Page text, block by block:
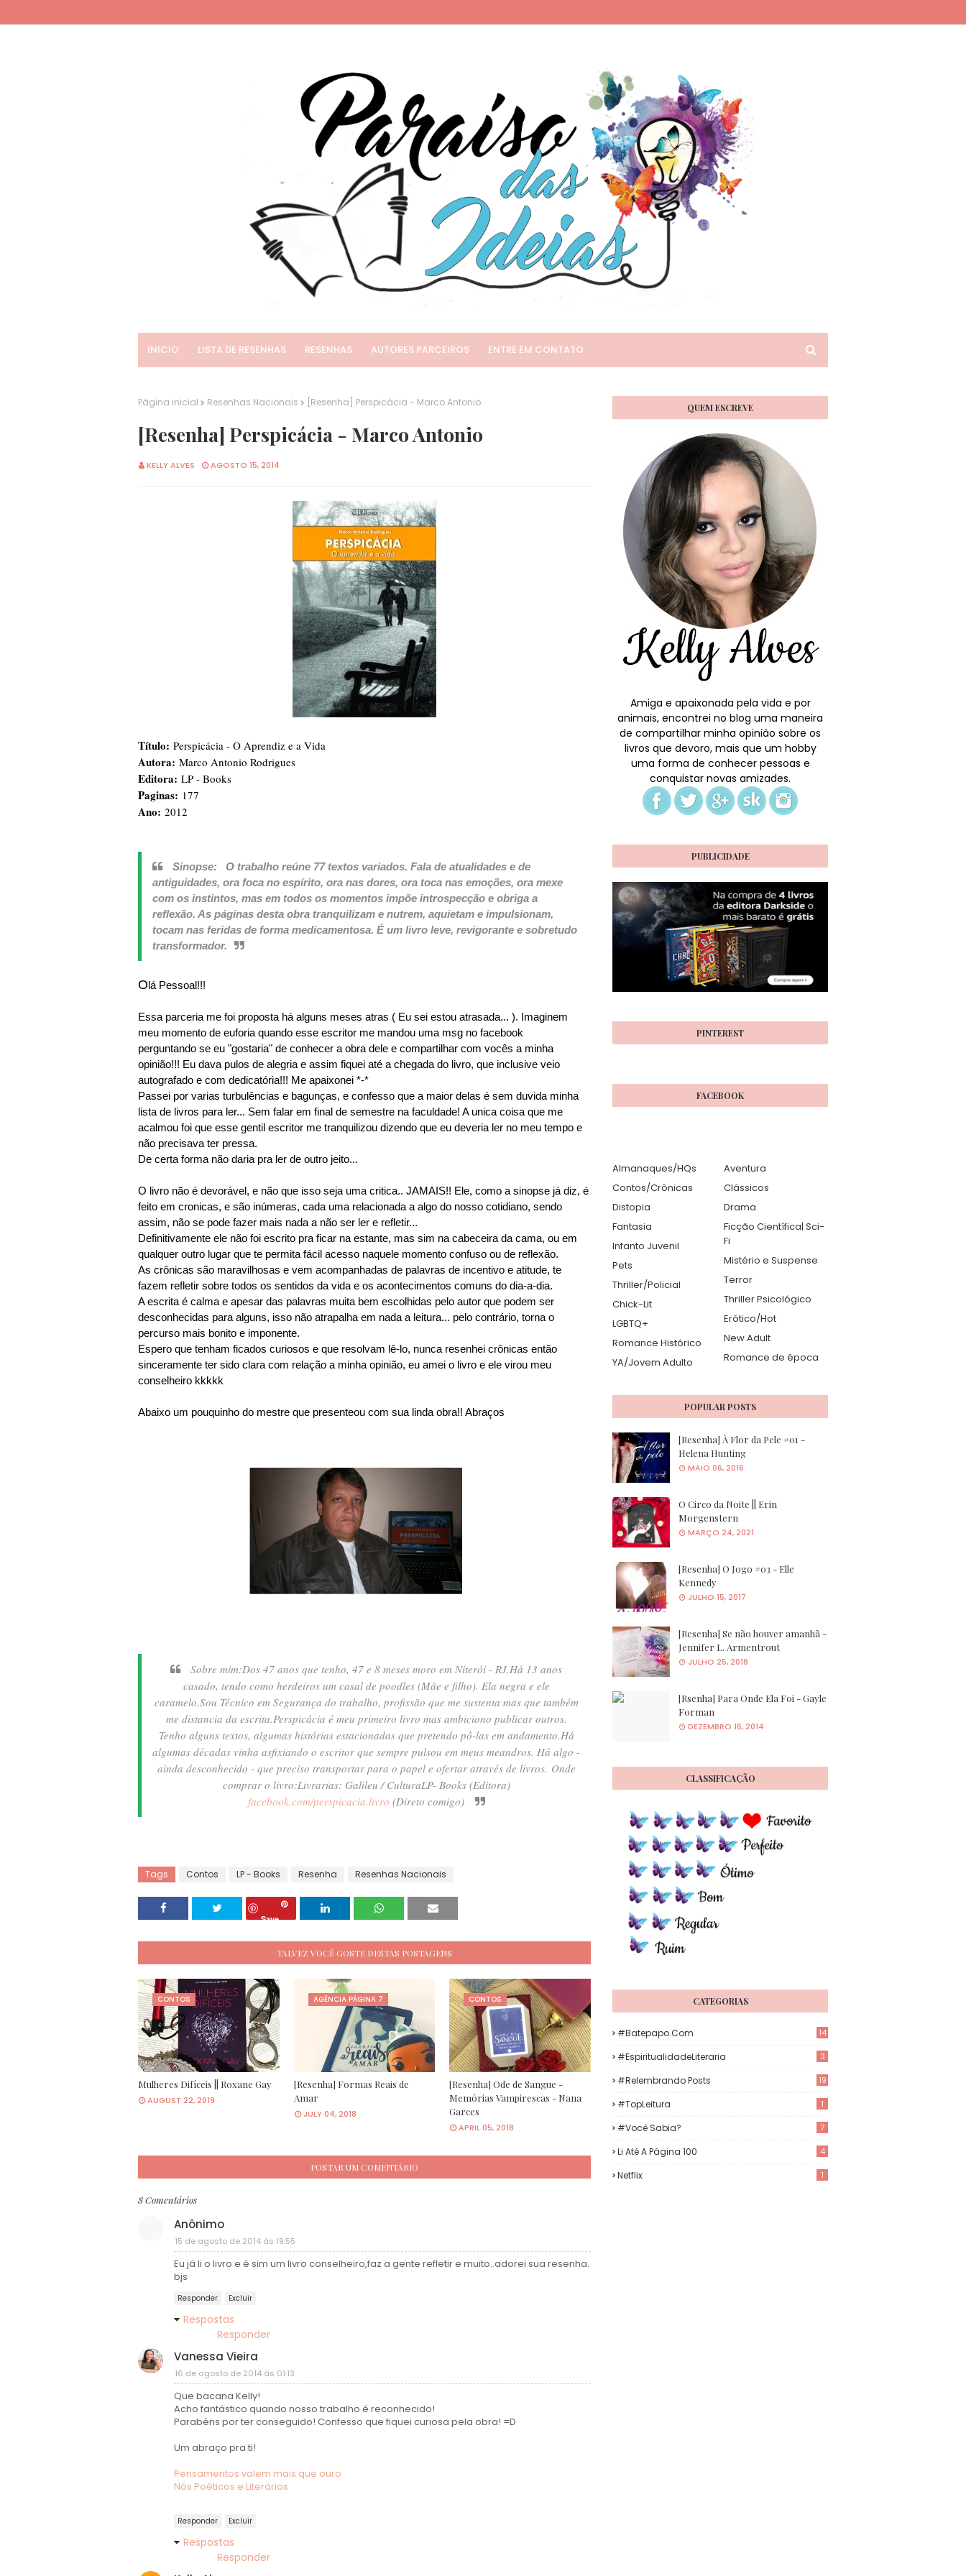
INICIO LISTA DE RESENHAS RESENHAS AUTORES PARCEIROS ENTRE EM CONTATO
Página inicial Resenhas Nacionais [Resenha] Perspicácia - Marco Antonio
[Resenha] Perspicácia - Marco Antonio
KELLY ALVES AGOSTO 15, 2014
Título: Perspicácia - O Aprendiz e a Vida
Autora: Marco Antonio Rodrigues
Editora: LP - Books
Paginas: 177
Ano: 2012
Sinopse:
O trabalho reúne 77 textos variados. Fala de atualidades e de
antiguidades, ora foca no espírito, ora nas dores, ora toca nas emoções, ora mexe
com os instintos, mas em todos os momentos impõe introspecção e obriga a
reflexão. As páginas desta obra tranquilizam e nutrem, aquietam e impulsionam,
tocam nas feridas de forma medicamentosa. É um livro leve, revigorante e sobretudo
transformador.
Olá Pessoal!!!
Essa parceria me foi proposta há alguns meses atras ( Eu sei estou atrasada... ). Imaginem
meu momento de euforia quando esse escritor me mandou uma msg no facebook
perguntando se eu "gostaria" de conhecer a obra dele e compartilhar com vocês a minha
opinião!!! Eu dava pulos de alegria e assim fiquei até a chegada do livro, que inclusive veio
autografado e com dedicatória!!! Me apaixonei *-*
Passei por varias turbulências e bagunças, e confesso que a maior delas é sem duvida minha
lista de livros para ler... Sem falar em final de semestre na faculdade! A unica coisa que me
acalmou foi que esse gentil escritor me tranquilizou dizendo que eu deveria ler no meu tempo e
não precisava ter pressa.
De certa forma não daria pra ler de outro jeito...
O livro não é devorável, e não que isso seja uma critica.. JAMAIS!! Ele, como a sinopse já diz, é
feito em cronicas, e são inúmeras, cada uma relacionada a algo do nosso cotidiano, sendo
assim, não se pode fazer mais nada a não ser ler e refletir...
Definitivamente ele não foi escrito pra ficar na estante, mas sim na cabeceira da cama, ou em
qualquer outro lugar que te permita fácil acesso naquele momento confuso ou de reflexão.
As crônicas são maravilhosas e vem acompanhadas de palavras de incentivo e atitude, te
fazem refletir sobre todos os sentidos da vida e os acontecimentos comuns do dia-a-dia.
A escrita é calma e apesar das palavras muita bem escolhidas pelo autor que podem ser
desconhecidas para alguns, isso não atrapalha em nada a leitura... pelo contrário, torna o
percurso mais bonito e imponente.
Espero que tenham ficados curiosos e que resolvam lê-lo, nunca resenhei crônicas então
sinceramente ter sido clara com relação a minha opinião, eu amei o livro e ele virou meu
conselheiro kkkkk
Abaixo um pouquinho do mestre que presenteou com sua linda obra!! Abraços
Sobre mim:Dos 47 anos que tenho, 47 e 8 meses moro em Niterói - RJ.Há 13 anos
casado, tendo como herdeiros um casal de poodles (Mãe e filho). Ela negra e ele
caramelo.Sou Técnico em Segurança do trabalho, profissão que me sustenta mas que também
me distancia da escrita.Perspicácia é meu primeiro livro mas ambiciono publicar outros.
Tenho alguns textos, algumas histórias estacionadas que pretendo pô-las em andamento.Há
algumas décadas vinha asfixiando o escritor que sempre pulsou em meus meandros. Há algo -
ainda desconhecido - que preciso transportar para o papel e ofertar através de livros. Onde
comprar o livro:Livrarias: Galileu / CulturaLP- Books (Editora)
facebook.com/perspicacia.livro (Direto comigo)
Tags Contos LP - Books Resenha Resenhas Nacionais
Save
TALVEZ VOCÊ GOSTE DESTAS POSTAGENS
CONTOS
Mulheres Difíceis || Roxane Gay
AUGUST 22, 2019
AGÊNCIA PÁGINA 7
[Resenha] Formas Reais de
Amar
JULY 04, 2018
CONTOS
[Resenha] Ode de Sangue -
Memórias Vampirescas - Nana
Garces
APRIL 05, 2018
POSTAR UM COMENTÁRIO
8 Comentários
Anônimo
15 de agosto de 2014 às 19:55
Eu já li o livro e é sim um livro conselheiro,faz a gente refletir e muito..adorei sua resenha.
bjs
Responder Excluir
Respostas
Responder
Vanessa Vieira
16 de agosto de 2014 às 01:13
Que bacana Kelly!
Acho fantástico quando nosso trabalho é reconhecido!
Parabéns por ter conseguido! Confesso que fiquei curiosa pela obra! =D
Um abraço pra ti!
Pensamentos valem mais que ouro
Nós Poéticos e Literários
Responder Excluir
Respostas
Responder
QUEM ESCREVE
Amiga e apaixonada pela vida e por
animais, encontrei no blog uma maneira
de compartilhar minha opinião sobre os
livros que devoro, mais que um hobby
uma forma de conhecer pessoas e
conquistar novas amizades.
PUBLICIDADE
PINTEREST
FACEBOOK
Almanaques/HQs
Aventura
Contos/Crônicas
Clássicos
Distopia
Drama
Fantasia
Ficção Científica| Sci-
Fi
Infanto Juvenil
Mistério e Suspense
Pets
Terror
Thriller/Policial
Thriller Psicológico
Chick-Lit
Erótico/Hot
LGBTQ+
New Adult
Romance Histórico
Romance de época
YA/Jovem Adulto
POPULAR POSTS
[Resenha] À Flor da Pele #01 -
Helena Hunting
MAIO 06, 2016
O Circo da Noite || Erin
Morgenstern
MARÇO 24, 2021
[Resenha] O Jogo #03 - Elle
Kennedy
JULHO 15, 2017
[Resenha] Se não houver amanhã -
Jennifer L. Armentrout
JULHO 25, 2018
[Rsenha] Para Onde Ela Foi - Gayle
Forman
DEZEMBRO 16, 2014
CLASSIFICAÇÃO
CATEGORIAS
#Batepapo.com 14
#EspiritualidadeLiteraria 3
#Relembrando Posts 19
#TopLeitura 1
#Você Sabia? 7
Li Até A Página 100 4
Netflix 1